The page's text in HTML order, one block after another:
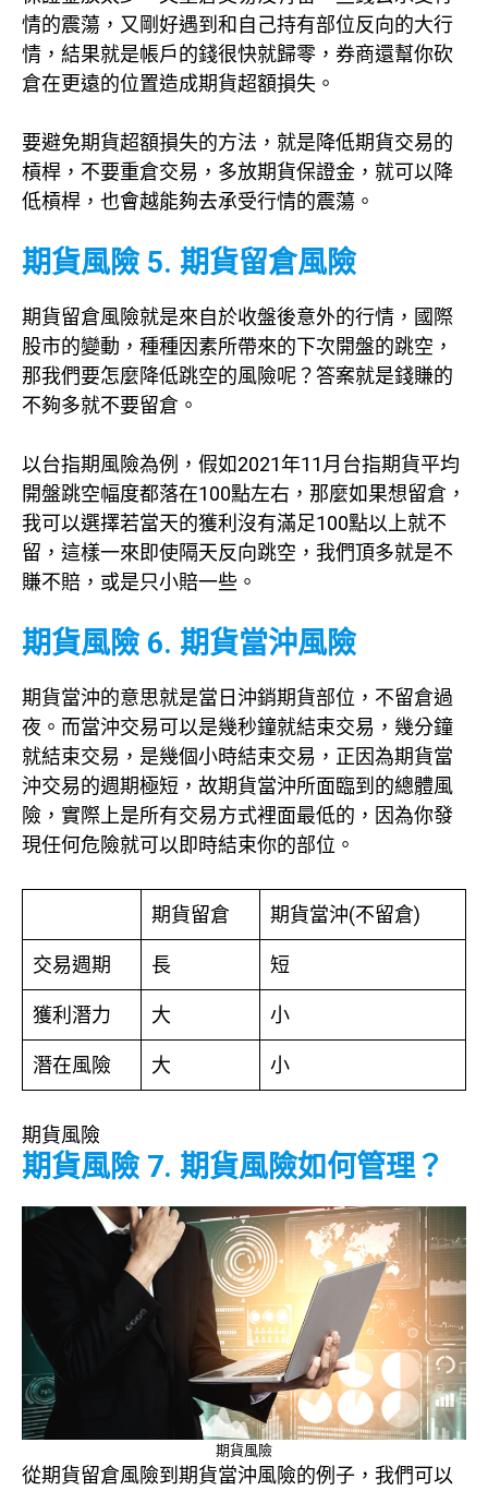
情的震蕩，又剛好遇到和自己持有部位反向的大行
情，結果就是帳戶的錢很快就歸零，券商還幫你砍
倉在更遠的位置造成期貨超額損失。
要避免期貨超額損失的方法，就是降低期貨交易的
槓桿，不要重倉交易，多放期貨保證金，就可以降
低槓桿，也會越能夠去承受行情的震蕩。
期貨風險 5. 期貨留倉風險
期貨留倉風險就是來自於收盤後意外的行情，國際
股市的變動，種種因素所帶來的下次開盤的跳空，
那我們要怎麼降低跳空的風險呢？答案就是錢賺的
不夠多就不要留倉。
以台指期風險為例，假如2021年11月台指期貨平均
開盤跳空幅度都落在100點左右，那麼如果想留倉，
我可以選擇若當天的獲利沒有滿足100點以上就不
留，這樣一來即使隔天反向跳空，我們頂多就是不
賺不賠，或是只小賠一些。
期貨風險 6. 期貨當沖風險
期貨當沖的意思就是當日沖銷期貨部位，不留倉過
夜。而當沖交易可以是幾秒鐘就結束交易，幾分鐘
就結束交易，是幾個小時結束交易，正因為期貨當
沖交易的週期極短，故期貨當沖所面臨到的總體風
險，實際上是所有交易方式裡面最低的，因為你發
現任何危險就可以即時結束你的部位。
期貨留倉 期貨當沖(不留倉)
交易週期 長 短
獲利潛力 大 小
潛在風險 大 小
期貨風險
期貨風險 7. 期貨風險如何管理？
期貨風險
從期貨留倉風險到期貨當沖風險的例子，我們可以